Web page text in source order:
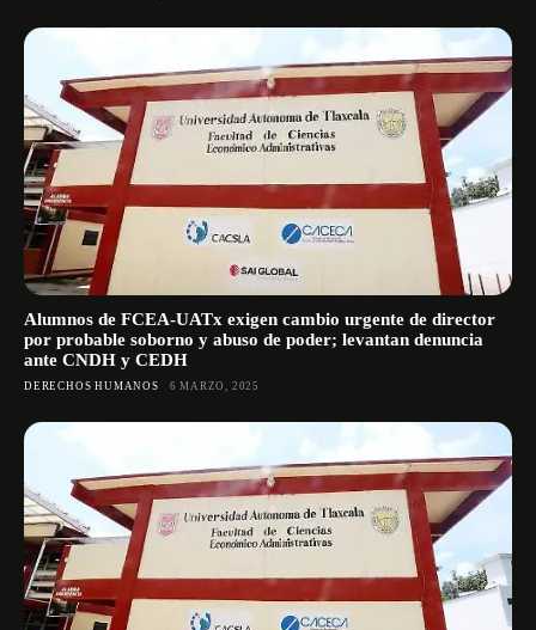
Alumnos de FCEA-UATx exigen cambio urgente de director
por probable soborno y abuso de poder; levantan denuncia
ante CNDH y CEDH
DERECHOS HUMANOS 6 MARZO, 2025